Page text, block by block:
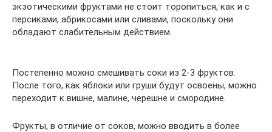
экзотическими фруктами не стоит торопиться, как и с
персиками, абрикосами или сливами, поскольку они
обладают слабительным действием.
Постепенно можно смешивать соки из 2-3 фруктов.
После того, как яблоки или груши будут освоены, можно
переходит к вишне, малине, черешне и смородине.
Фрукты, в отличие от соков, можно вводить в более